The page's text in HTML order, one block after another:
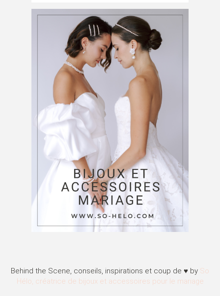
Behind the Scene, conseils, inspirations et coup de ♥ by So
Hélo, créatrice de bijoux et accessoires pour le mariage